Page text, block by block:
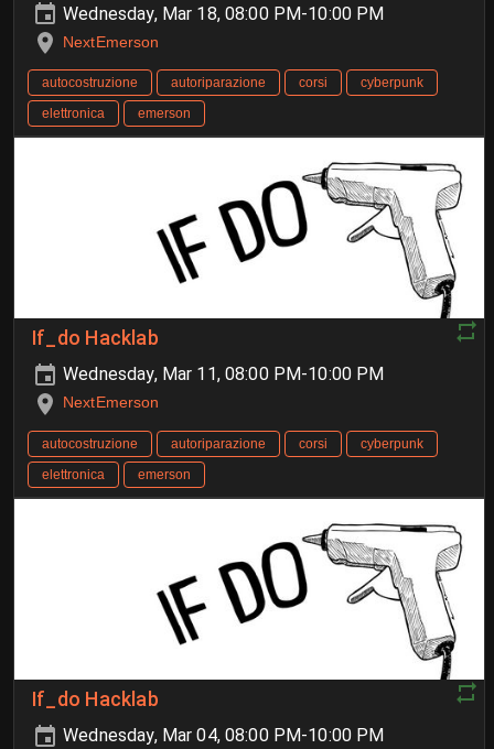
Wednesday, Mar 18, 08:00 PM-10:00 PM
NextEmerson
autocostruzione autoriparazione corsi
cyberpunk
elettronica
emerson
If_do Hacklab
Wednesday, Mar 11, 08:00 PM-10:00 PM
NextEmerson
autocostruzione autoriparazione corsi
cyberpunk
elettronica
emerson
If_do Hacklab
Wednesday, Mar 04, 08:00 PM-10:00 PM